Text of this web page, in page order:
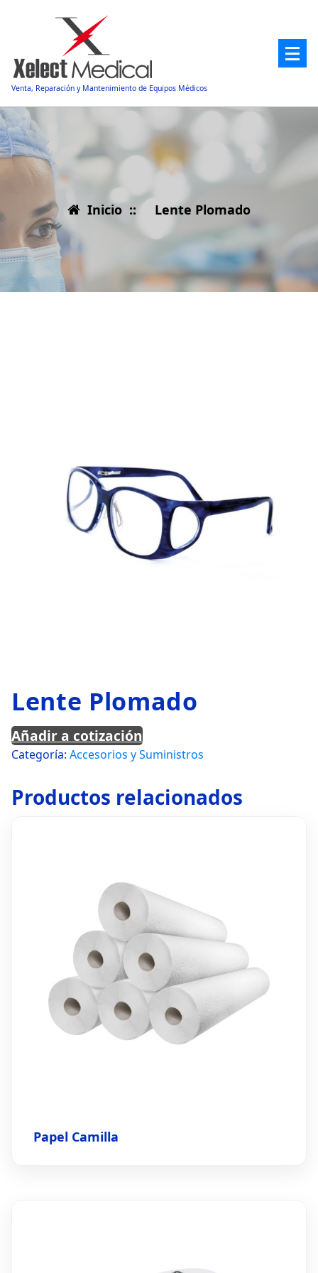
Venta, Reparación y Mantenimiento de Equipos Médicos
Inicio :: Lente Plomado
Lente Plomado
Añadir a cotización
Categoría: Accesorios y Suministros
Productos relacionados
Papel Camilla